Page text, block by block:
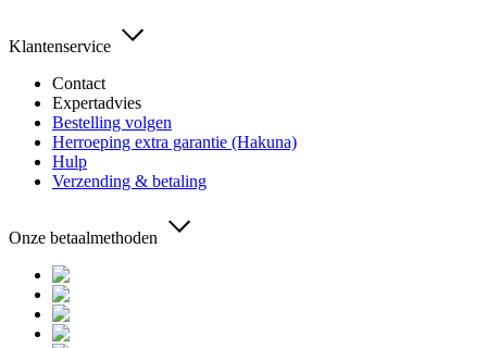
Klantenservice
Contact
Expertadvies
Bestelling volgen
Herroeping extra garantie (Hakuna)
Hulp
Verzending & betaling
Onze betaalmethoden